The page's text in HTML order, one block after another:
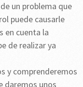
un problema que
puede causarle
en cuenta la
de realizar ya
y comprenderemos
daremos unos